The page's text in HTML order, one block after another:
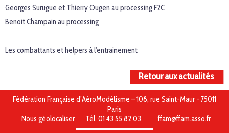
Georges Surugue et Thierry Ougen au processing F2C
Benoit Champain au processing
Les combattants et helpers à l'entrainement
Retour aux actualités
Fédération Française d’AéroModélisme – 108, rue Saint-Maur - 75011
Paris
Nous géolocaliser
Tél. 01 43 55 82 03 ffam@ffam.asso.fr